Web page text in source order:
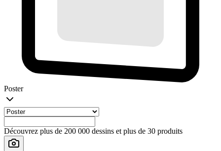
Poster
Découvrez plus de 200 000 dessins et plus de 30 produits